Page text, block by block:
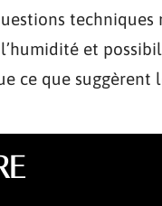
et
ce que suggèrent